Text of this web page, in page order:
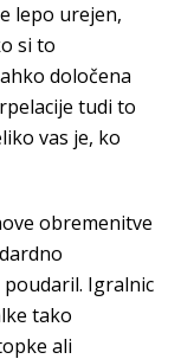
lepo urejen,
si to
določena
tudi to
vas je, ko
obremenitve
poudaril. Igralnic
tako
ali